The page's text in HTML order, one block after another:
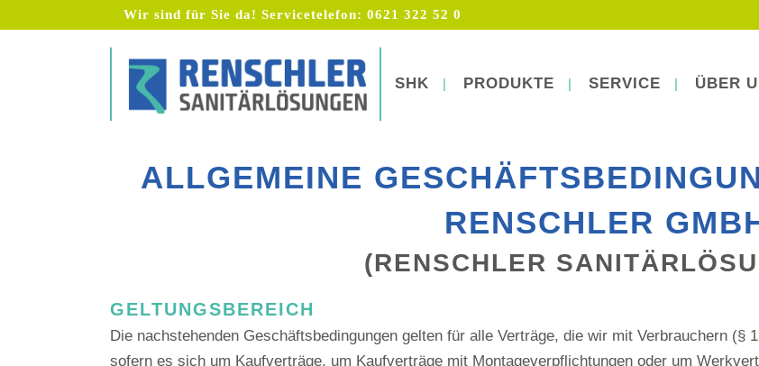
Wir sind für Sie da! Servicetelefon: 0621 322 52 0
SHK PRODUKTE SERVICE ÜBER
ALLGEMEINE
RENSCHLER
(RENSCHLER
GELTUNGSBEREICH
Die nachstehenden Geschäftsbedingungen gelten für alle Verträge, die wir mit Verbrauchern (§
sofern es sich um Kaufverträge, um Kaufverträge mit Montageverpflichtungen oder um